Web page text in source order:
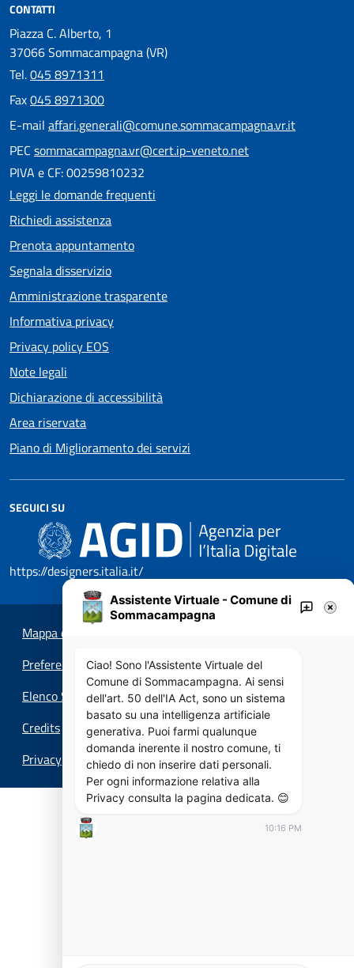
CONTATTI
Piazza C. Alberto, 1
37066 Sommacampagna (VR)
Tel.045 8971311
Fax045 8971300
E-mail affari.generali@comune.sommacampagna.vr.it
PEC sommacampagna.vr@cert.ip-veneto.net
PIVA e CF: 00259810232
Leggi le domande frequenti
Richiedi assistenza
Prenota appuntamento
Segnala disservizio
Amministrazione trasparente
Informativa privacy
Privacy policy EOS
Note legali
Dichiarazione di accessibilità
Area riservata
Piano di Miglioramento dei servizi
SEGUICI SU
https://designers.italia.it/
Mappa del sito
Preferenze cookie
Elenco Siti Tematici
Credits
Privacy
Assistente Virtuale - Comune di
Sommacampagna
Ciao! Sono l'Assistente Virtuale del
Comune di Sommacampagna. Ai sensi
dell'art. 50 dell'IA Act, sono un sistema
basato su una intelligenza artificiale
generativa. Puoi farmi qualunque
domanda inerente il nostro comune, ti
chiedo di non inserire dati personali.
Per ogni informazione relativa alla
Privacy consulta la pagina dedicata. 😊
10:16 PM